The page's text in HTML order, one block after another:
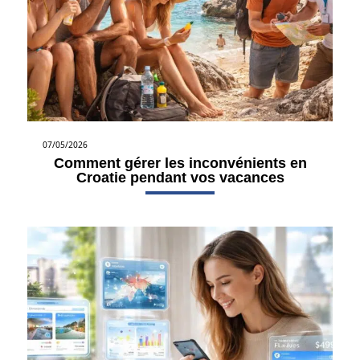
07/05/2026
Comment gérer les inconvénients en
Croatie pendant vos vacances